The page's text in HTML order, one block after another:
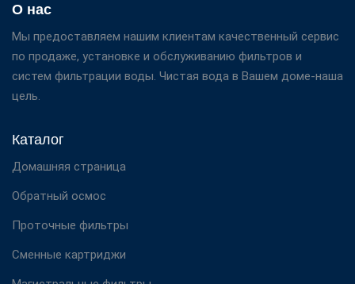
О нас
Мы предоставляем нашим клиентам качественный сервис
по продаже, установке и обслуживанию фильтров и
систем фильтрации воды. Чистая вода в Вашем доме-наша
цель.
Каталог
Домашняя страница
Обратный осмос
Проточные фильтры
Сменные картриджи